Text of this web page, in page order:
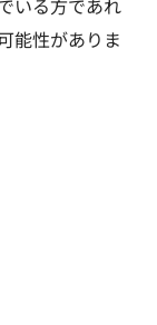
能性がありま